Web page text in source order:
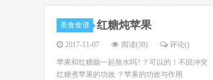
美食食谱 红糖炖苹果
2017-11-07 阅读(38) 评论()
苹果和红糖能一起熬水吗? ？可以的！不回冲突
红糖煮苹果的功效 ？苹果的功效与作用